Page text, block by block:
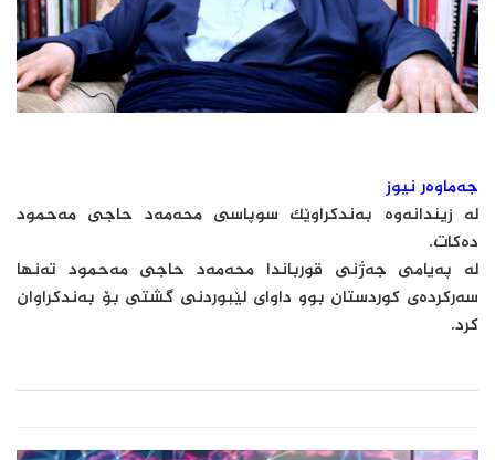
جەماوەر نیوز
له‌ زیندانه‌وه‌ به‌ندكراوێك سوپاسی محه‌مه‌د حاجی مه‌حمود
ده‌كات.
له‌ په‌یامی جه‌ژنی قورباندا محه‌مه‌د حاجی مه‌حمود ته‌نها
سه‌ركرده‌ی كوردستان بوو داوای لێبوردنی گشتی بۆ به‌ندكراوان
كرد.